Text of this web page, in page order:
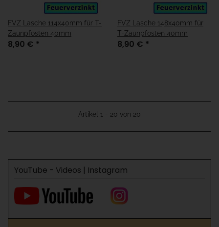
FVZ Lasche 114x40mm für T-
Zaunpfosten 40mm
8,90 € *
FVZ Lasche 148x40mm für
T-Zaunpfosten 40mm
8,90 € *
Artikel 1 - 20 von 20
YouTube - Videos | Instagram